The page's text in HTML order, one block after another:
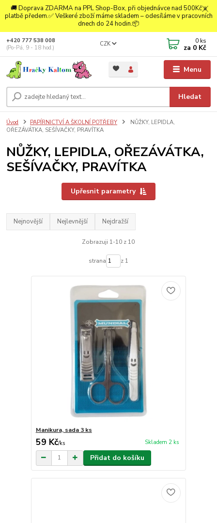
🚚 Doprava ZDARMA na PPL Shop-Box, při objednávce nad 500Kč a
platbě předem.✅ Veškeré zboží máme skladem – odesíláme v pracovních
dnech do 24 hodin.📦
Menu
CZK
Hledat
+420 777 538 008
(Po-Pá, 9 - 18 hod.)
0 ks
za 0 Kč
Úvod PAPÍRNICTVÍ A ŠKOLNÍ POTŘEBY
NŮŽKY, LEPIDLA,
OŘEZÁVÁTKA, SEŠÍVAČKY, PRAVÍTKA
NŮŽKY, LEPIDLA, OŘEZÁVÁTKA,
SEŠÍVAČKY, PRAVÍTKA
Upřesnit parametry
Nejnovější Nejlevnější Nejdražší
Zobrazuji 1-10 z 10
strana z 1
Manikura, sada 3 ks
59 Kč/ks Skladem 2 ks
Přidat do košíku